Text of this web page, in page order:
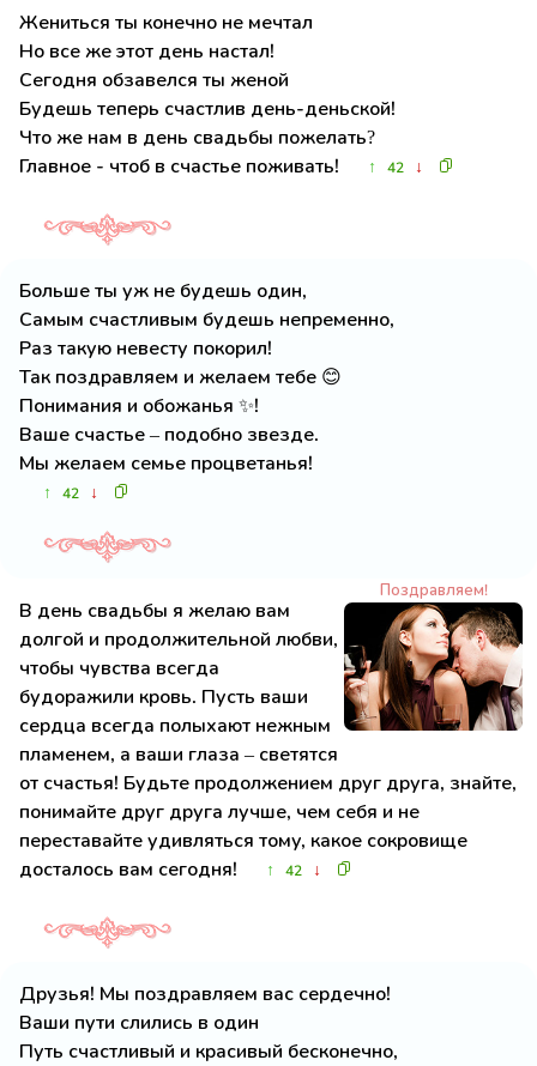
Жениться ты конечно не мечтал
Но все же этот день настал!
Сегодня обзавелся ты женой
Будешь теперь счастлив день-деньской!
Что же нам в день свадьбы пожелать?
Главное - чтоб в счастье поживать!
↑ 42 ↓
Больше ты уж не будешь один,
Самым счастливым будешь непременно,
Раз такую невесту покорил!
Так поздравляем и желаем тебе 😊
Понимания и обожанья ✨!
Ваше счастье – подобно звезде.
Мы желаем семье процветанья!
↑ 42 ↓
Поздравляем!
В день свадьбы я желаю вам
долгой и продолжительной любви,
чтобы чувства всегда
будоражили кровь. Пусть ваши
сердца всегда полыхают нежным
пламенем, а ваши глаза – светятся
от счастья! Будьте продолжением друг друга, знайте,
понимайте друг друга лучше, чем себя и не
переставайте удивляться тому, какое сокровище
досталось вам сегодня!
↑ 42 ↓
Друзья! Мы поздравляем вас сердечно!
Ваши пути слились в один
Путь счастливый и красивый бесконечно,